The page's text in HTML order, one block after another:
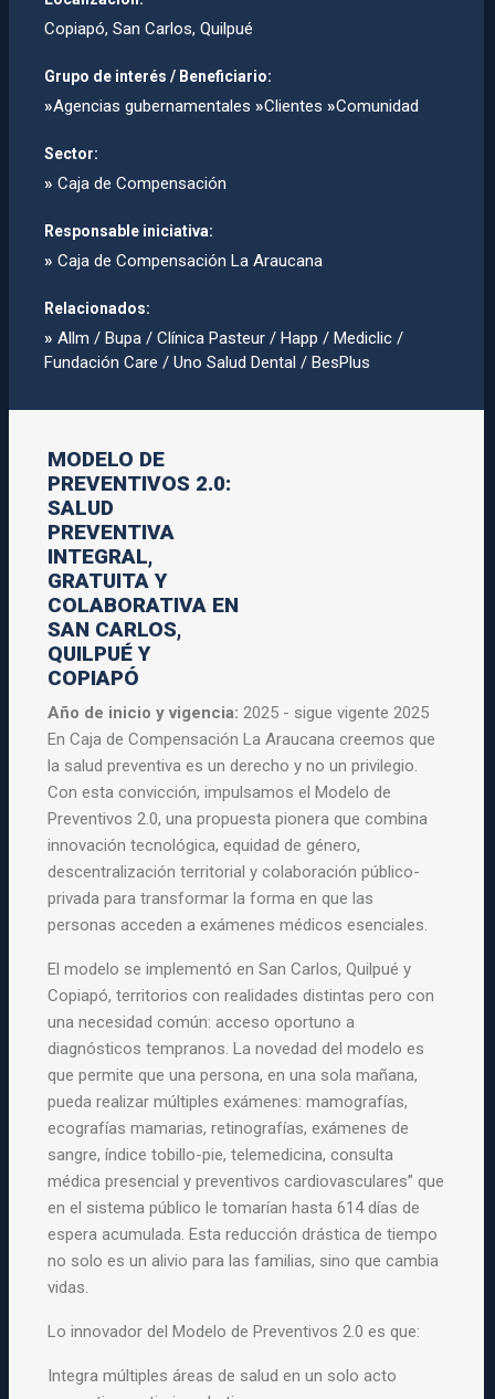
Copiapó, San Carlos, Quilpué
Grupo de interés / Beneficiario:
»Agencias gubernamentales »Clientes »Comunidad
Sector:
» Caja de Compensación
Responsable iniciativa:
» Caja de Compensación La Araucana
Relacionados:
» Allm / Bupa / Clí­nica Pasteur / Happ / Mediclic /
Fundación Care / Uno Salud Dental / BesPlus
MODELO DE
PREVENTIVOS 2.0:
SALUD
PREVENTIVA
INTEGRAL,
GRATUITA Y
COLABORATIVA EN
SAN CARLOS,
QUILPUÉ Y
COPIAPÓ
Año de inicio y vigencia:2025 - sigue vigente 2025
En Caja de Compensación La Araucana creemos que
la salud preventiva es un derecho y no un privilegio.
Con esta convicción, impulsamos el Modelo de
Preventivos 2.0, una propuesta pionera que combina
innovación tecnológica, equidad de género,
descentralización territorial y colaboración público-
privada para transformar la forma en que las
personas acceden a exámenes médicos esenciales.
El modelo se implementó en San Carlos, Quilpué y
Copiapó, territorios con realidades distintas pero con
una necesidad común: acceso oportuno a
diagnósticos tempranos. La novedad del modelo es
que permite que una persona, en una sola mañana,
pueda realizar múltiples exámenes: mamografías,
ecografías mamarias, retinografías, exámenes de
sangre, índice tobillo-pie, telemedicina, consulta
médica presencial y preventivos cardiovasculares” que
en el sistema público le tomarían hasta 614 días de
espera acumulada. Esta reducción drástica de tiempo
no solo es un alivio para las familias, sino que cambia
vidas.
Lo innovador del Modelo de Preventivos 2.0 es que:
Integra múltiples áreas de salud en un solo acto